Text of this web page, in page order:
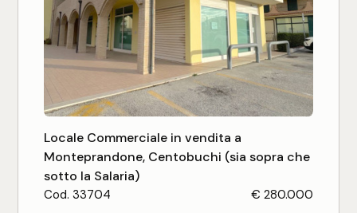
Locale Commerciale in vendita a
Monteprandone, Centobuchi (sia sopra che
sotto la Salaria)
Cod. 33704 € 280.000